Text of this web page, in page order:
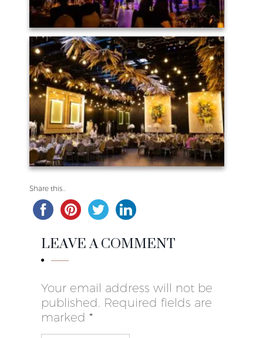
Share this...
LEAVE A COMMENT
Your email address will not be
published. Required fields are
marked *